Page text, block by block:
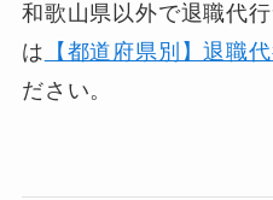
和歌山県以外で退職代
は 【都道府県別】退職
ださい。